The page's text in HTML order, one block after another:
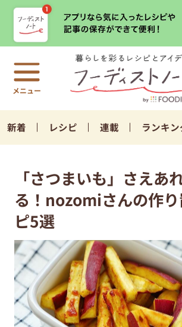
新着 レシピ 連載 ランキン
「さつまいも」さえあ
る！nozomiさんの作
ピ5選